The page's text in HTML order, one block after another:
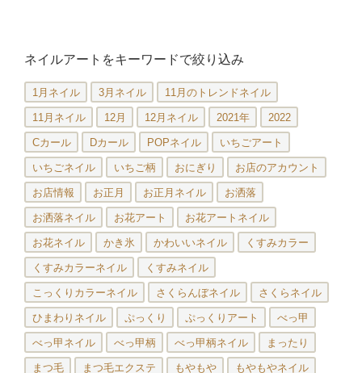
ネイルアートをキーワードで絞り込み
1月ネイル 3月ネイル 11月のトレンドネイル
11月ネイル 12月 12月ネイル 2021年 2022
Cカール Dカール POPネイル いちごアート
いちごネイル いちご柄 おにぎり お店のアカウント
お店情報 お正月 お正月ネイル お洒落
お洒落ネイル お花アート お花アートネイル
お花ネイル かき氷 かわいいネイル くすみカラー
くすみカラーネイル くすみネイル
こっくりカラーネイル さくらんぼネイル さくらネイル
ひまわりネイル ぷっくり ぷっくりアート べっ甲
べっ甲ネイル べっ甲柄 べっ甲柄ネイル まったり
まつ毛 まつ毛エクステ もやもや もやもやネイル